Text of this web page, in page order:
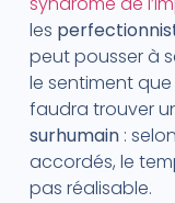
les
peut pousser à
le sentiment que
faudra trouver
surhumain:
accordés, le
pas réalisable.